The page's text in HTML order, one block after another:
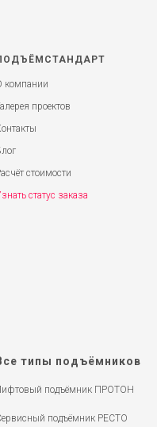
компании
проектов
стоимости
статус заказа
типы подъёмников
подъёмник ПРОТОН
подъёмник РЕСТО